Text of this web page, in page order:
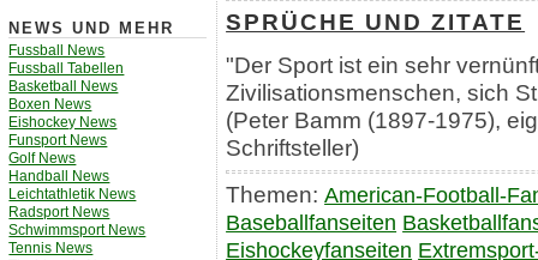
NEWS UND MEHR
Fussball News
Fussball Tabellen
Basketball News
Boxen News
Eishockey News
Funsport News
Golf News
Handball News
Leichtathletik News
Radsport News
Schwimmsport News
Tennis News
SPRÜCHE UND ZITATE
"Der Sport ist ein sehr
Zivilisationsmenschen, sich
(Peter Bamm (1897-1975),
Schriftsteller)
Themen:American-Football-
Baseballfanseiten
Eishockeyfanseiten